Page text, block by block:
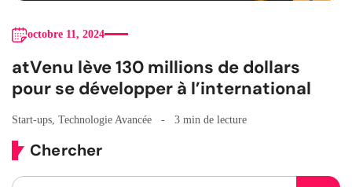
octobre 11, 2024
atVenu lève 130 millions de dollars
pour se développer à l’international
Start-ups Technologie Avancée 3 min de lecture
Chercher